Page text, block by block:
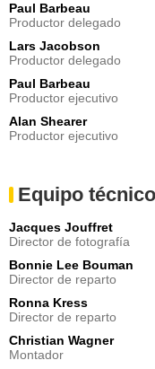
Paul Barbeau
Productor delegado
Lars Jacobson
Productor delegado
Paul Barbeau
Productor ejecutivo
Alan Shearer
Productor ejecutivo
Equipo técnico
Jacques Jouffret
Director de fotografía
Bonnie Lee Bouman
Director de reparto
Ronna Kress
Director de reparto
Christian Wagner
Montador